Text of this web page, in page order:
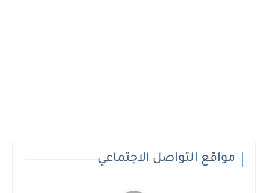
مواقع التواصل الاجتماعي